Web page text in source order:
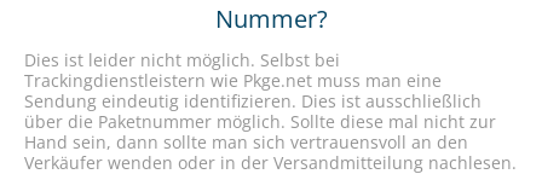
Nummer?
Dies ist leider nicht möglich. Selbst bei
Trackingdienstleistern wie Pkge.net muss man eine
Sendung eindeutig identifizieren. Dies ist ausschließlich
über die Paketnummer möglich. Sollte diese mal nicht zur
Hand sein, dann sollte man sich vertrauensvoll an den
Verkäufer wenden oder in der Versandmitteilung nachlesen.